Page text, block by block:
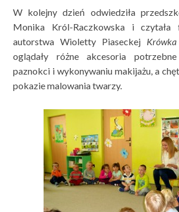
W kolejny dzień odwiedziła
Monika Król-Raczkowska i czytała
autorstwa Wioletty Piaseckej
oglądały różne akcesoria
paznokci i wykonywaniu makijażu, a
pokazie malowania twarzy.